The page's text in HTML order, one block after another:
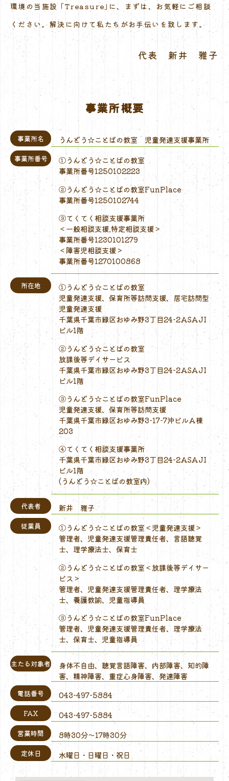
環境の当施設 ｢Treasure｣に、まずは、お気軽にご相談
ください。解決に向けて私たちがお手伝いを致します。
代表 新井 雅子
事業所概要
事業所名 うんどう☆ことばの教室 児童発達支援事業所
事業所番号
①うんどう☆ことばの教室
事業所番号1250102223
②うんどう☆ことばの教室FunPlace
事業所番号1250102744
③てくてく相談支援事業所
＜一般相談支援.特定相談支援＞
事業所番号1230101279
＜障害児相談支援＞
事業所番号1270100868
所在地
①うんどう☆ことばの教室
児童発達支援、保育所等訪問支援、居宅訪問型
児童発達支援
千葉県千葉市緑区おゆみ野3丁目24-2ASAJI
ビル1階
②うんどう☆ことばの教室
放課後等デイサービス
千葉県千葉市緑区おゆみ野3丁目24-2ASAJI
ビル1階
③うんどう☆ことばの教室FunPlace
児童発達支援、保育所等訪問支援
千葉県千葉市緑区おゆみ野3-17-7沖ビルA棟
203
④てくてく相談支援事業所
千葉県千葉市緑区おゆみ野3丁目24-2ASAJI
ビル1階
(うんどう☆ことばの教室内)
代表者 新井 雅子
従業員
①うんどう☆ことばの教室＜児童発達支援＞
管理者、児童発達支援管理責任者、言語聴覚
士、理学療法士、保育士
②うんどう☆ことばの教室＜放課後等デイサー
ビス＞
管理者、児童発達支援管理責任者、理学療法
士、養護教諭、児童指導員
③うんどう☆ことばの教室FunPlace
管理者、児童発達支援管理責任者、理学療法
士、保育士、児童指導員
主たる対象者
身体不自由、聴覚言語障害、内部障害、知的障
害、精神障害、重症心身障害、発達障害
電話番号 043-497-5884
FAX 043-497-5884
営業時間 8時30分～17時30分
定休日 水曜日・日曜日・祝日